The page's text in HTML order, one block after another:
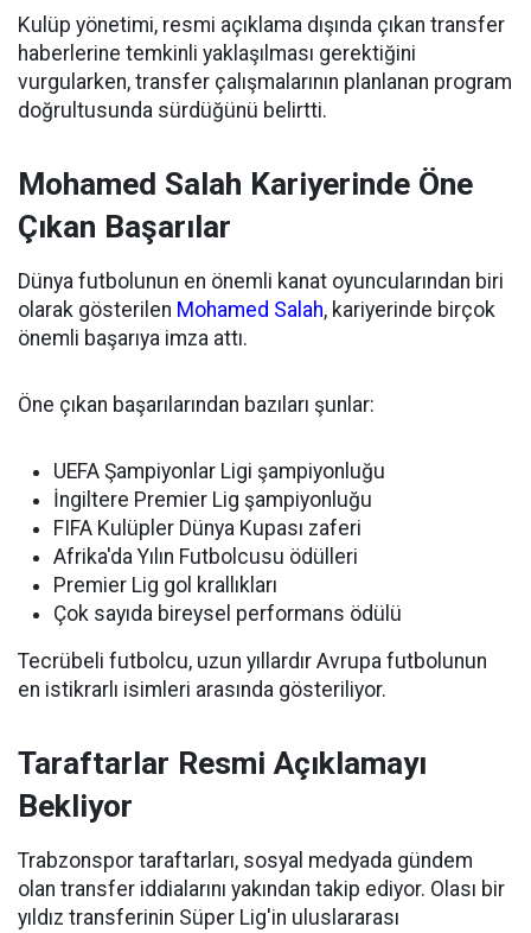
Kulüp yönetimi, resmi açıklama dışında çıkan transfer
haberlerine temkinli yaklaşılması gerektiğini
vurgularken, transfer çalışmalarının planlanan program
doğrultusunda sürdüğünü belirtti.
Mohamed Salah Kariyerinde Öne
Çıkan Başarılar
Dünya futbolunun en önemli kanat oyuncularından biri
olarak gösterilen Mohamed Salah, kariyerinde birçok
önemli başarıya imza attı.
Öne çıkan başarılarından bazıları şunlar:
UEFA Şampiyonlar Ligi şampiyonluğu
İngiltere Premier Lig şampiyonluğu
FIFA Kulüpler Dünya Kupası zaferi
Afrika'da Yılın Futbolcusu ödülleri
Premier Lig gol krallıkları
Çok sayıda bireysel performans ödülü
Tecrübeli futbolcu, uzun yıllardır Avrupa futbolunun
en istikrarlı isimleri arasında gösteriliyor.
Taraftarlar Resmi Açıklamayı
Bekliyor
Trabzonspor taraftarları, sosyal medyada gündem
olan transfer iddialarını yakından takip ediyor. Olası bir
yıldız transferinin Süper Lig'in uluslararası